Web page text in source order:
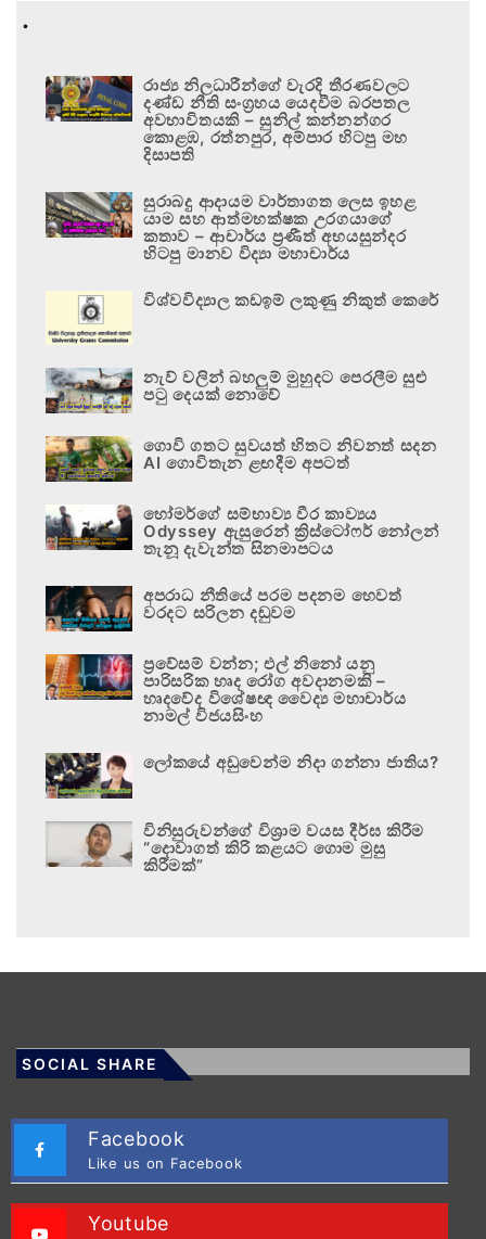
.
රාජ්‍ය නිලධාරීන්ගේ වැරදි තීරණවලට
දණ්ඩ නීති සංග්‍රහය යෙදවීම බරපතල
අවභාවිතයකි – සුනිල් කන්නන්ගර
කොළඹ, රත්නපුර, අම්පාර හිටපු මහ
දිසාපති
සුරාබදු ආදායම වාර්තාගත ලෙස ඉහළ
යාම සහ ආත්මභක්ෂක උරගයාගේ
කතාව – ආචාර්ය ප්‍රණීත් අභයසුන්දර
හිටපු මානව විද්‍යා මහාචාර්ය
විශ්වවිද්‍යාල කඩඉම් ලකුණු නිකුත් කෙරේ
නැව් වලින් බහලුම් මුහුදට පෙරලීම සුළු
පටු දෙයක් නොවේ
ගොවි ගතට සුවයත් හිතට නිවනත් සදන
AI ගොවිතැන ළඟදීම අපටත්
හෝමර්ගේ සම්භාව්‍ය වීර කාව්‍යය
Odyssey ඇසුරෙන් ක්‍රිස්ටෝෆර් නෝලන්
තැනූ දැවැන්ත සිනමාපටය
අපරාධ නීතියේ පරම පදනම හෙවත්
වරදට සරිලන දඬුවම
ප්‍රවේසම් වන්න; එල් නිනෝ යනු
පාරිසරික හෘද රෝග අවදානමකි –
හෘදවේද විශේෂඥ වෛද්‍ය මහාචාර්ය
නාමල් විජයසිංහ
ලෝකයේ අඩුවෙන්ම නිදා ගන්නා ජාතිය?
විනිසුරුවන්ගේ විශ්‍රාම වයස දීර්ඝ කිරීම
“දොවාගත් කිරි කළයට ගොම මුසු
කිරීමක්”
SOCIAL SHARE
Facebook
Like us on Facebook
Youtube